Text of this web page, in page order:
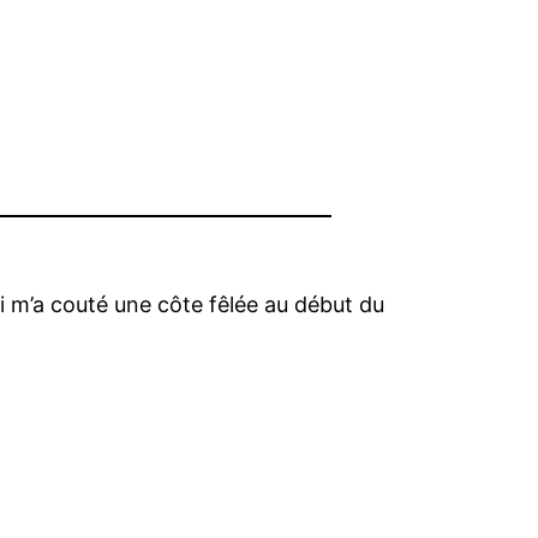
couté une côte fêlée au début du